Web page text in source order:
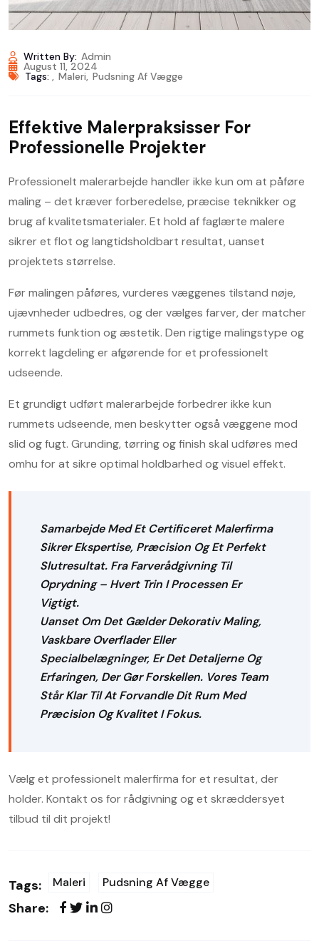
Written By: Admin
August 11, 2024
Tags: , Maleri, Pudsning Af Vægge
Effektive Malerpraksisser For
Professionelle Projekter
Professionelt malerarbejde handler ikke kun om at påføre
maling – det kræver forberedelse, præcise teknikker og
brug af kvalitetsmaterialer. Et hold af faglærte malere
sikrer et flot og langtidsholdbart resultat, uanset
projektets størrelse.
Før malingen påføres, vurderes væggenes tilstand nøje,
ujævnheder udbedres, og der vælges farver, der matcher
rummets funktion og æstetik. Den rigtige malingstype og
korrekt lagdeling er afgørende for et professionelt
udseende.
Et grundigt udført malerarbejde forbedrer ikke kun
rummets udseende, men beskytter også væggene mod
slid og fugt. Grunding, tørring og finish skal udføres med
omhu for at sikre optimal holdbarhed og visuel effekt.
Samarbejde Med Et Certificeret Malerfirma
Sikrer Ekspertise, Præcision Og Et Perfekt
Slutresultat. Fra Farverådgivning Til
Oprydning – Hvert Trin I Processen Er
Vigtigt.
Uanset Om Det Gælder Dekorativ Maling,
Vaskbare Overflader Eller
Specialbelægninger, Er Det Detaljerne Og
Erfaringen, Der Gør Forskellen. Vores Team
Står Klar Til At Forvandle Dit Rum Med
Præcision Og Kvalitet I Fokus.
Vælg et professionelt malerfirma for et resultat, der
holder. Kontakt os for rådgivning og et skræddersyet
tilbud til dit projekt!
Tags: Maleri Pudsning Af Vægge
Share: